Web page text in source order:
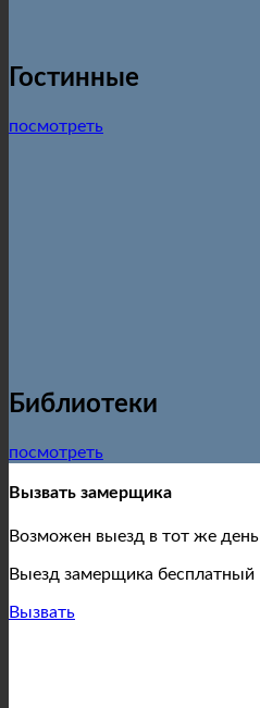
Гостинные
посмотреть
Библиотеки
посмотреть
Вызвать замерщика
Возможен выезд в тот же день
Выезд замерщика бесплатный
Вызвать